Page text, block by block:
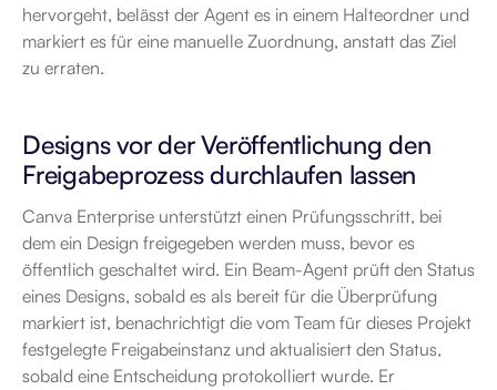
hervorgeht, belässt der Agent es in einem Halteordner und
markiert es für eine manuelle Zuordnung, anstatt das Ziel
zu erraten.
Designs vor der Veröffentlichung den
Freigabeprozess durchlaufen lassen
Canva Enterprise unterstützt einen Prüfungsschritt, bei
dem ein Design freigegeben werden muss, bevor es
öffentlich geschaltet wird. Ein Beam-Agent prüft den Status
eines Designs, sobald es als bereit für die Überprüfung
markiert ist, benachrichtigt die vom Team für dieses Projekt
festgelegte Freigabeinstanz und aktualisiert den Status,
sobald eine Entscheidung protokolliert wurde. Er